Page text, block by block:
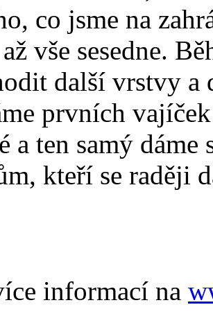
co jsme na
vše sesedne.
další vrstvy a
prvních
a ten samý dáme
kteří se raději
informací na